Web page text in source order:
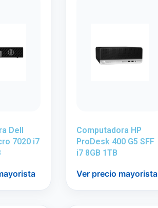
Dell
7020 i7
Computadora HP
ProDesk 400 G5 SFF
i7 8GB 1TB
Ver precio mayorista